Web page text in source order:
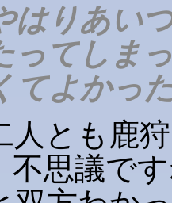
はりあい
ってしま
てよかっ
人とも鹿
不思議で